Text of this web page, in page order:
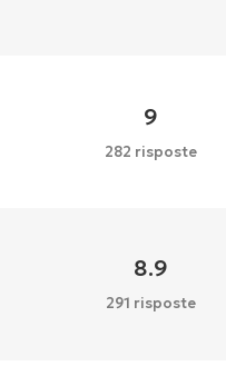
9
282 risposte
8.9
291 risposte